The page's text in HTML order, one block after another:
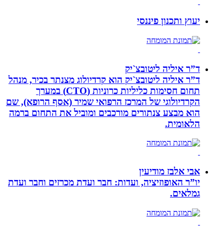
יעוץ ותכנון פיננסי
ד”ר איליה ליטובצ`יק
ד”ר איליה ליטובצ`יק הוא קרדיולוג מצנתר בכיר, מנהל
תחום חסימות כליליות כרוניות (CTO) במערך
הקרדיולוגי של המרכז הרפואי שמיר (אסף הרופא), שם
הוא מבצע צנתורים מורכבים ומוביל את התחום ברמה
הלאומית.
אבי אלבז מודיעין
יו”ר האופוזיציה, ועדות: חבר ועדת מכרזים וחבר ועדת
גמלאים.